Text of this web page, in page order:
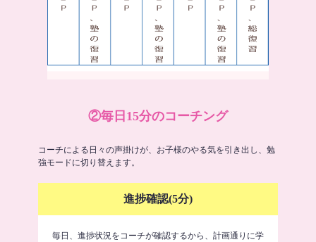
②毎日15分のコーチング
コーチによる日々の声掛けが、お子様のやる気を引き出し、勉
強モードに切り替えます。
進捗確認(5分)
毎日、進捗状況をコーチが確認するから、計画通りに学